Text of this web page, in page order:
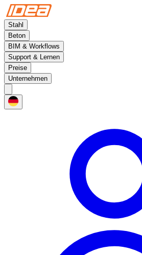
Stahl
Beton
BIM & Workflows
Support & Lernen
Preise
Unternehmen